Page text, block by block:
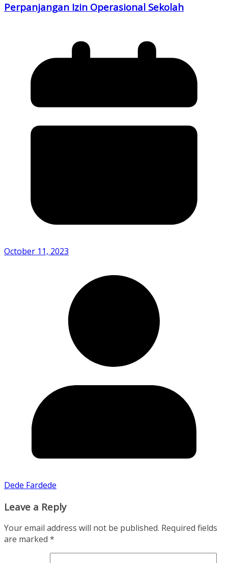
Perpanjangan Izin Operasional Sekolah
October 11, 2023
Dede Fardede
Leave a Reply
Your email address will not be published. Required fields
are marked *